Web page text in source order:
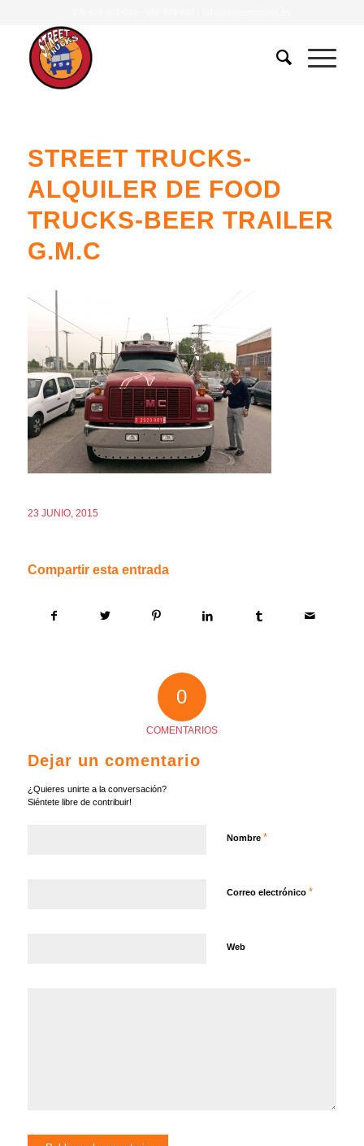
STREET TRUCKS-
ALQUILER DE FOOD
TRUCKS-BEER TRAILER
G.M.C
23 JUNIO, 2015
Compartir esta entrada
0
COMENTARIOS
Dejar un comentario
¿Quieres unirte a la conversación?
Siéntete libre de contribuir!
Nombre *
Correo electrónico *
Web